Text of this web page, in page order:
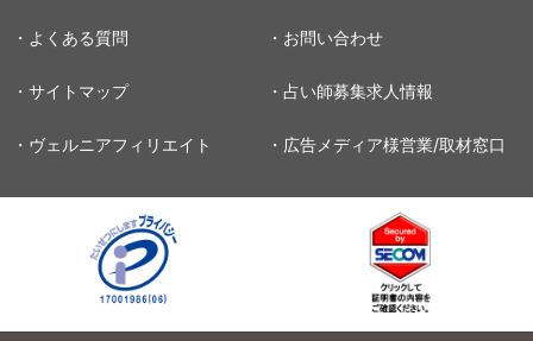
・よくある質問 ・お問い合わせ
・サイトマップ ・占い師募集求人情報
・ヴェルニアフィリエイト ・広告メディア様営業/取材窓口